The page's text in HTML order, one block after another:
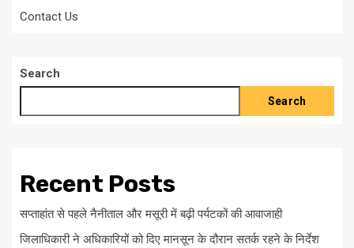
Contact Us
Search
Search
Recent Posts
सप्ताहांत से पहले नैनीताल और मसूरी में बढ़ी पर्यटकों की आवाजाही
जिलाधिकारी ने अधिकारियों को दिए मानसून के दौरान सतर्क रहने के निर्देश